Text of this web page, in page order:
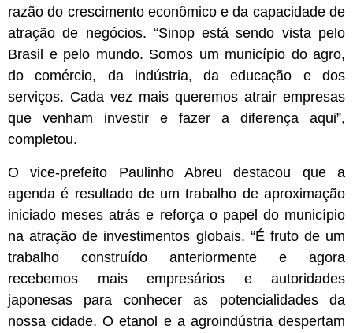
razão do crescimento econômico e da capacidade de
atração de negócios. “Sinop está sendo vista pelo
Brasil e pelo mundo. Somos um município do agro,
do comércio, da indústria, da educação e dos
serviços. Cada vez mais queremos atrair empresas
que venham investir e fazer a diferença aqui”,
completou.
O vice-prefeito Paulinho Abreu destacou que a
agenda é resultado de um trabalho de aproximação
iniciado meses atrás e reforça o papel do município
na atração de investimentos globais. “É fruto de um
trabalho construído anteriormente e agora
recebemos mais empresários e autoridades
japonesas para conhecer as potencialidades da
nossa cidade. O etanol e a agroindústria despertam